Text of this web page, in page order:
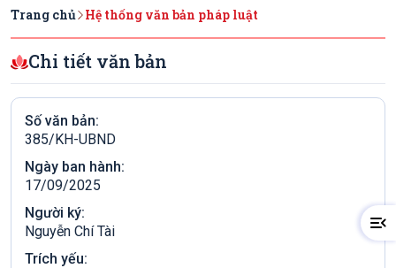
Trang chủ Hệ thống văn bản pháp luật
Chi tiết văn bản
Số văn bản:
385/KH-UBND
Ngày ban hành:
17/09/2025
Người ký:
Nguyễn Chí Tài
Trích yếu: